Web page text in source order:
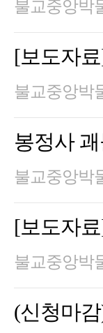
불교중앙박
[보도자
불교중앙박
봉정사
불교중앙박
[보도자
불교중앙박
(신청마